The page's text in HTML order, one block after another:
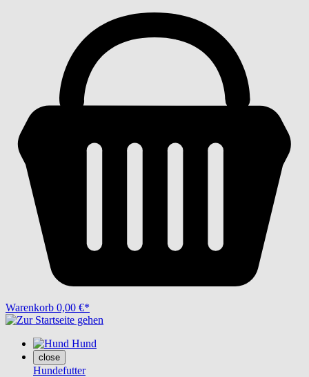
Warenkorb 0,00 €*
Hund
close
Hundefutter